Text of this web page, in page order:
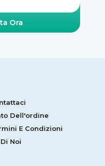
Ora
Dell'ordine
E Condizioni
Noi